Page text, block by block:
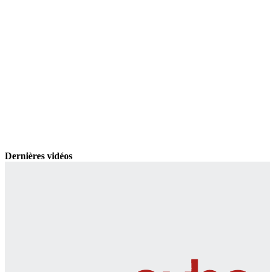
Dernières vidéos